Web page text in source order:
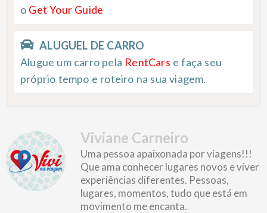
o Get Your Guide
ALUGUEL DE CARRO
Alugue um carro pela RentCars e faça seu
próprio tempo e roteiro na sua viagem.
Viviane Carneiro
Uma pessoa apaixonada por viagens!!!
Que ama conhecer lugares novos e viver
experiências diferentes. Pessoas,
lugares, momentos, tudo que está em
movimento me encanta.